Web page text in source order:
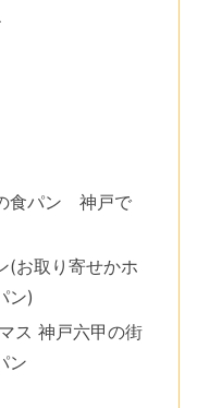
食パン 神戸で
(お取り寄せかホ
ン)
ス 神戸六甲の街
ン